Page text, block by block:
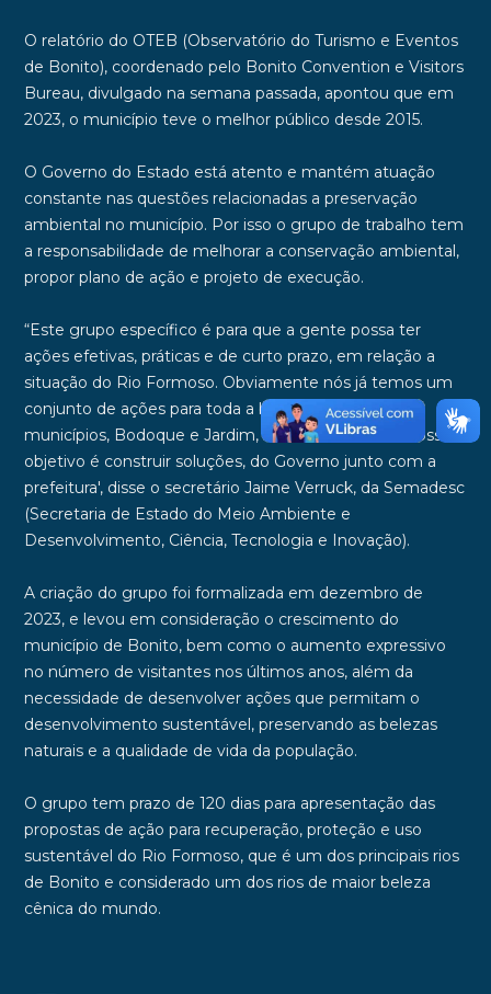
O relatório do OTEB (Observatório do Turismo e Eventos
de Bonito), coordenado pelo Bonito Convention e Visitors
Bureau, divulgado na semana passada, apontou que em
2023, o município teve o melhor público desde 2015.
O Governo do Estado está atento e mantém atuação
constante nas questões relacionadas a preservação
ambiental no município. Por isso o grupo de trabalho tem
a responsabilidade de melhorar a conservação ambiental,
propor plano de ação e projeto de execução.
“Este grupo específico é para que a gente possa ter
ações efetivas, práticas e de curto prazo, em relação a
situação do Rio Formoso. Obviamente nós já temos um
conjunto de ações para toda a bacia e os outros
municípios, Bodoque e Jardim, além de Bonito. O nosso
objetivo é construir soluções, do Governo junto com a
prefeitura', disse o secretário Jaime Verruck, da Semadesc
(Secretaria de Estado do Meio Ambiente e
Desenvolvimento, Ciência, Tecnologia e Inovação).
A criação do grupo foi formalizada em dezembro de
2023, e levou em consideração o crescimento do
município de Bonito, bem como o aumento expressivo
no número de visitantes nos últimos anos, além da
necessidade de desenvolver ações que permitam o
desenvolvimento sustentável, preservando as belezas
naturais e a qualidade de vida da população.
O grupo tem prazo de 120 dias para apresentação das
propostas de ação para recuperação, proteção e uso
sustentável do Rio Formoso, que é um dos principais rios
de Bonito e considerado um dos rios de maior beleza
cênica do mundo.